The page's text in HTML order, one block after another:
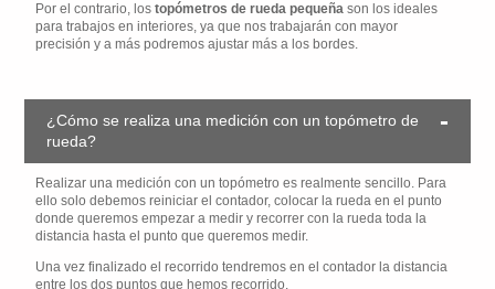
Por el contrario, lostopómetros de rueda pequeña son los ideales
para trabajos en interiores, ya que nos trabajarán con mayor
precisión y a más podremos ajustar más a los bordes.
¿Cómo se realiza una medición con un topómetro de
rueda?
Realizar una medición con un topómetro es realmente sencillo. Para
ello solo debemos reiniciar el contador, colocar la rueda en el punto
donde queremos empezar a medir y recorrer con la rueda toda la
distancia hasta el punto que queremos medir.
Una vez finalizado el recorrido tendremos en el contador la distancia
entre los dos puntos que hemos recorrido.